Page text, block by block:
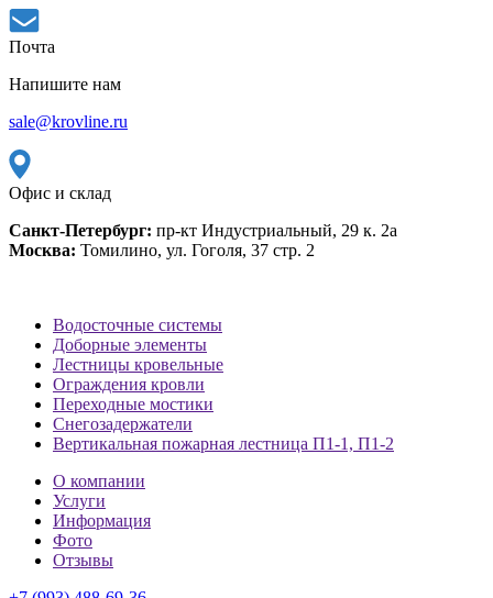
Почта
Напишите нам
sale@krovline.ru
Офис и склад
Санкт-Петербург: пр-кт Индустриальный, 29 к. 2а
Москва: Томилино, ул. Гоголя, 37 стр. 2
Водосточные системы
Доборные элементы
Лестницы кровельные
Ограждения кровли
Переходные мостики
Снегозадержатели
Вертикальная пожарная лестница П1-1, П1-2
О компании
Услуги
Информация
Фото
Отзывы